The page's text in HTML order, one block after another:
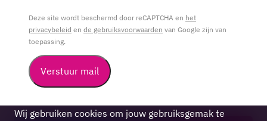
Cookie
Wij gebruiken cookies om jouw gebruiksgemak te
Deze site wordt beschermd door reCAPTCHA en het
privacybeleid en de gebruiksvoorwaarden van Google zijn van
toepassing.
Verstuur mail